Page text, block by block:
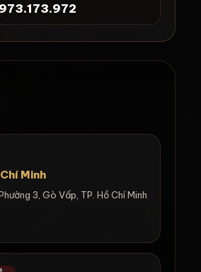
Minh
3, Gò Vấp, TP. Hồ Chí Minh